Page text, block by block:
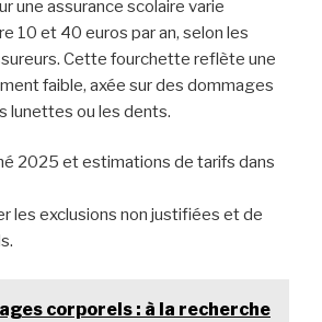
une assurance scolaire varie
10 et 40 euros par an, selon les
Cette fourchette reflète une
faible, axée sur des dommages
lunettes ou les dents.
2025 et estimations de tarifs dans
les exclusions non justifiées et de
corporels : à la recherche